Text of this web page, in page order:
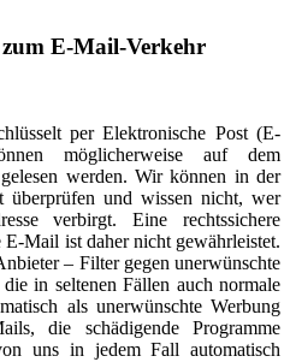
E-Mail-Verkehr
per Elektronische Post (E-
möglicherweise auf dem
werden. Wir können in der
überprüfen und wissen nicht, wer
verbirgt. Eine rechtssichere
Mail ist daher nicht gewährleistet.
– Filter gegen unerwünschte
in seltenen Fällen auch normale
als unerwünschte Werbung
die schädigende Programme
uns in jedem Fall automatisch